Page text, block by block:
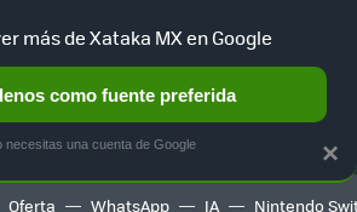
HOME AUTO TERRITORIO
Oferta WhatsApp IA Nintendo
×
más de Xataka MX en Google
como fuente preferida
necesitas una cuenta de Google